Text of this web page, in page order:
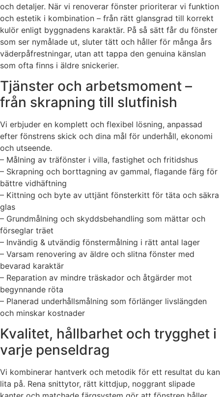
och detaljer. När vi renoverar fönster prioriterar vi funktion
och estetik i kombination – från rätt glansgrad till korrekt
kulör enligt byggnadens karaktär. På så sätt får du fönster
som ser nymålade ut, sluter tätt och håller för många års
väderpåfrestningar, utan att tappa den genuina känslan
som ofta finns i äldre snickerier.
Tjänster och arbetsmoment –
från skrapning till slutfinish
Vi erbjuder en komplett och flexibel lösning, anpassad
efter fönstrens skick och dina mål för underhåll, ekonomi
och utseende.
– Målning av träfönster i villa, fastighet och fritidshus
– Skrapning och borttagning av gammal, flagande färg för
bättre vidhäftning
– Kittning och byte av uttjänt fönsterkitt för täta och säkra
glas
– Grundmålning och skyddsbehandling som mättar och
förseglar träet
– Invändig & utvändig fönstermålning i rätt antal lager
– Varsam renovering av äldre och slitna fönster med
bevarad karaktär
– Reparation av mindre träskador och åtgärder mot
begynnande röta
– Planerad underhållsmålning som förlänger livslängden
och minskar kostnader
Kvalitet, hållbarhet och trygghet i
varje penseldrag
Vi kombinerar hantverk och metodik för ett resultat du kan
lita på. Rena snittytor, rätt kittdjup, noggrant slipade